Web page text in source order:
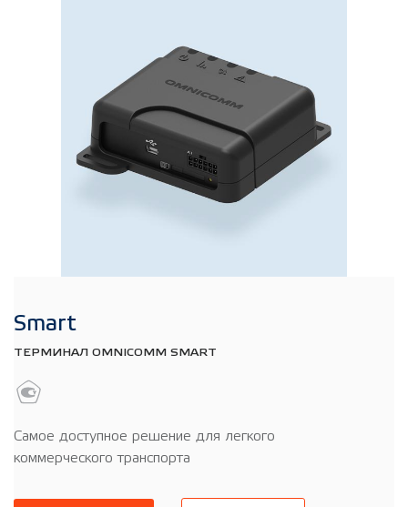
Smart
ТЕРМИНАЛ OMNICOMM SMART
Самое доступное решение для легкого
коммерческого транспорта